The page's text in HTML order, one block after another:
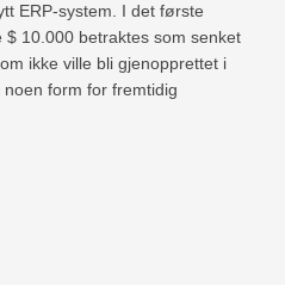
ERP-system. I det første
10.000 betraktes som senket
ikke ville bli gjenopprettet i
form for fremtidig